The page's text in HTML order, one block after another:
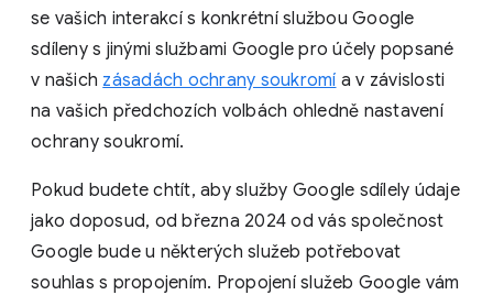
se vašich interakcí s konkrétní službou Google
sdíleny s jinými službami Google pro účely popsané
v našich zásadách ochrany soukromí a v závislosti
na vašich předchozích volbách ohledně nastavení
ochrany soukromí.
Pokud budete chtít, aby služby Google sdílely údaje
jako doposud, od března 2024 od vás společnost
Google bude u některých služeb potřebovat
souhlas s propojením. Propojení služeb Google vám